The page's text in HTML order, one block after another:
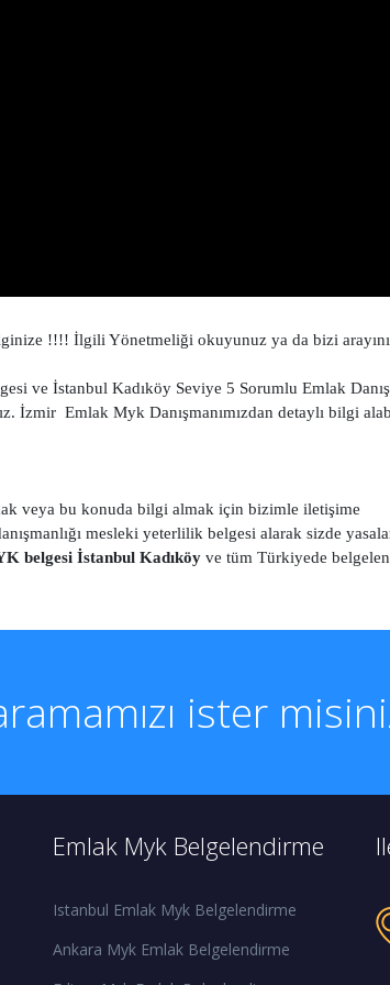
!!!! İlgili Yönetmeliği okuyunuz ya da bizi
ve İstanbul Kadıköy Seviye 5 Sorumlu Emlak
İzmir Emlak Myk Danışmanımızdan detaylı bilgi
veya bu konuda bilgi almak için bizimle iletişime
mesleki yeterlilik belgesi alarak sizde
belgesi İstanbul Kadıköy ve tüm Türkiyede
ister
Emlak Myk Belgelendirme
Istanbul Emlak Myk Belgelendirme
Ankara Myk Emlak Belgelendirme